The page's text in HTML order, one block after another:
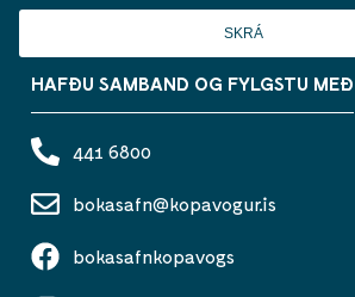
SKRÁ
HAFÐU SAMBAND OG FYLGSTU MEÐ
441 6800
bokasafn@kopavogur.is
bokasafnkopavogs